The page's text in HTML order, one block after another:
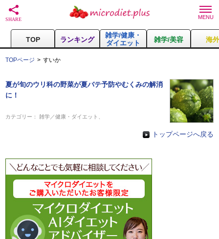
TOP ランキング
雑学/健康・
ダイエット
雑学/美容 海
TOPページ すいか
夏が旬のウリ科の野菜が夏バテ予防やむくみの解消
に！
カテゴリー：雑学／健康・ダイエット
トップページへ戻る